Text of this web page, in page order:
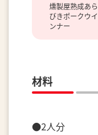
燻製屋熟成あら
びきポークウイ
ンナー
材料
●2人分